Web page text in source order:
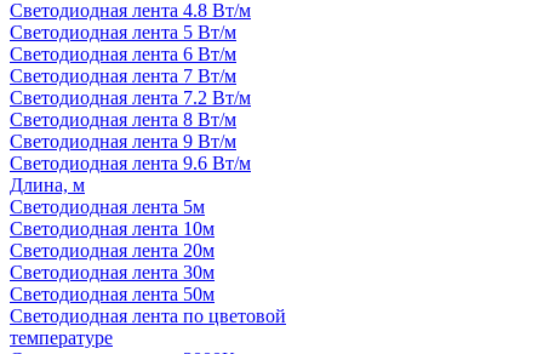
Светодиодная лента 4.8 Вт/м
Светодиодная лента 5 Вт/м
Светодиодная лента 6 Вт/м
Светодиодная лента 7 Вт/м
Светодиодная лента 7.2 Вт/м
Светодиодная лента 8 Вт/м
Светодиодная лента 9 Вт/м
Светодиодная лента 9.6 Вт/м
Длина, м
Светодиодная лента 5м
Светодиодная лента 10м
Светодиодная лента 20м
Светодиодная лента 30м
Светодиодная лента 50м
Светодиодная лента по цветовой
температуре